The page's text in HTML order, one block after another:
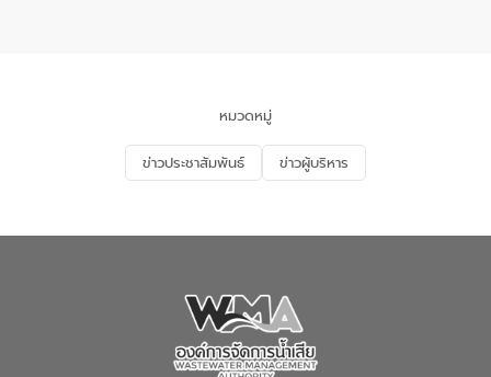
หมวดหมู่
ข่าวประชาสัมพันธ์ ข่าวผู้บริหาร